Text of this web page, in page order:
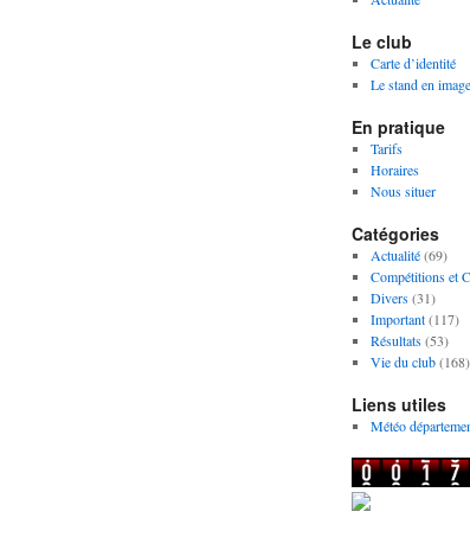
Le club
Carte d’identité
Le stand en
En pratique
Tarifs
Horaires
Nous situer
Catégories
Actualité(69)
Compétitions et
Divers(31)
Important(117)
Résultats(53)
Vie du club(168)
Liens utiles
Météo